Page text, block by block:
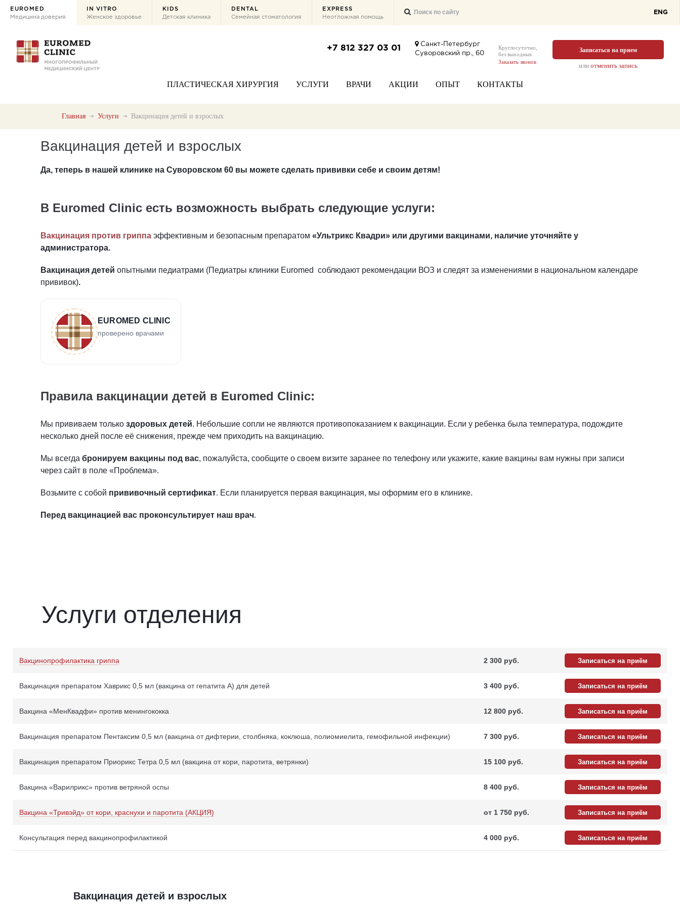
EUROMED
Медицина доверия
IN VITRO
Женское здоровье
KIDS
Детская клиника
DENTAL
Семейная стоматология
EXPRESS
Неотложная помощь
ENG
+7 812 327 03 01
Санкт-Петербург
Суворовский пр., 60
Круглосуточно,
без выходных
Заказать звонок
Записаться на прием
или отменить запись
ПЛАСТИЧЕСКАЯ ХИРУРГИЯ УСЛУГИ ВРАЧИ АКЦИИ ОПЫТ КОНТАКТЫ
Главная Услуги Вакцинация детей и взрослых
Вакцинация детей и взрослых
Да, теперь в нашей клинике на Суворовском 60 вы можете сделать прививки себе и своим детям!
В Euromed Clinic есть возможность выбрать следующие услуги:
Вакцинация против гриппа эффективным и безопасным препаратом «Ультрикс Квадри» или другими вакцинами, наличие уточняйте у
администратора.
Вакцинация детей опытными педиатрами (Педиатры клиники Euromed соблюдают рекомендации ВОЗ и следят за изменениями в национальном календаре
прививок).
EUROMED CLINIC
проверено врачами
Правила вакцинации детей в Euromed Clinic:
Мы прививаем только здоровых детей. Небольшие сопли не являются противопоказанием к вакцинации. Если у ребенка была температура, подождите
несколько дней после её снижения, прежде чем приходить на вакцинацию.
Мы всегда бронируем вакцины под вас, пожалуйста, сообщите о своем визите заранее по телефону или укажите, какие вакцины вам нужны при записи
через сайт в поле «Проблема».
Возьмите с собой прививочный сертификат. Если планируется первая вакцинация, мы оформим его в клинике.
Перед вакцинацией вас проконсультирует наш врач.
Услуги отделения
Вакцинопрофилактика гриппа 2 300 pуб. Записаться на приём
Вакцинация препаратом Хаврикс 0,5 мл (вакцина от гепатита А) для детей 3 400 pуб. Записаться на приём
Вакцина «МенКвадфи» против менингококка 12 800 pуб. Записаться на приём
Вакцинация препаратом Пентаксим 0,5 мл (вакцина от дифтерии, столбняка, коклюша, полиомиелита, гемофильной инфекции) 7 300 pуб. Записаться на приём
Вакцинация препаратом Приорикс Тетра 0,5 мл (вакцина от кори, паротита, ветрянки) 15 100 pуб. Записаться на приём
Вакцина «Варилрикс» против ветряной оспы 8 400 pуб. Записаться на приём
Вакцина «Тривэйд»‎ от кори, краснухи и паротита (АКЦИЯ) от 1 750 pуб. Записаться на приём
Консультация перед вакцинопрофилактикой 4 000 pуб. Записаться на приём
Вакцинация детей и взрослых